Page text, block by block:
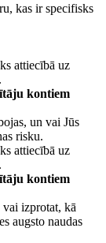
kas ir specifisks
attiecībā uz
kontiem
un vai Jūs
risku.
attiecībā uz
kontiem
izprotat, kā
augsto naudas